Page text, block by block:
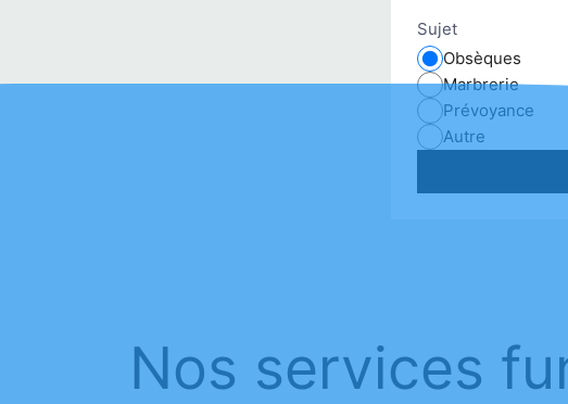
Sujet
Obsèques
Marbrerie
Prévoyance
Autre
Nos services